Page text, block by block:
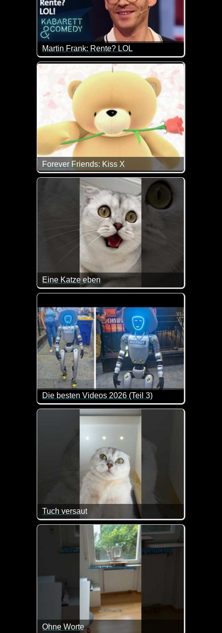
Martin Frank: Rente? LOL
Er spricht uns hier wohl allen aus der Seele. Die
Forever Friends: Kiss X
Zum Weltknuddeltag gibt es heute einen dicken
Eine Katze eben
Da gibt man Geld für ein tolles Geschenk für die
Die besten Videos 2026 (Teil 3)
Eine tolle Zusammenstellung von lustigen
Tuch versaut
So ein Mist, jetzt hat die Katze mit den Pfoten das
Ohne Worte